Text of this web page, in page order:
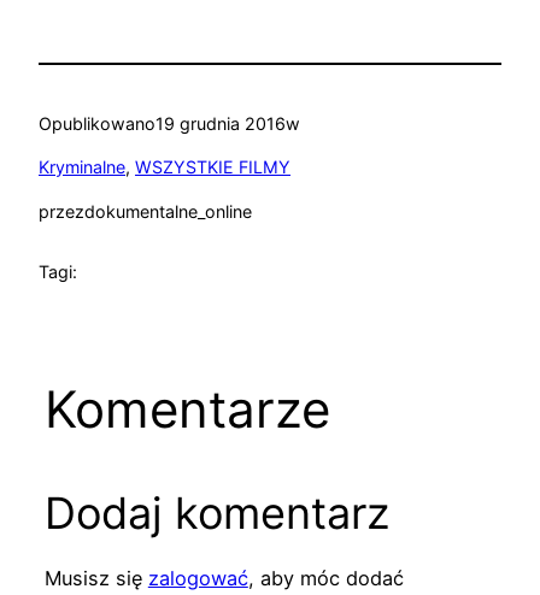
Opublikowano19 grudnia 2016w
Kryminalne, WSZYSTKIE FILMY
przezdokumentalne_online
Tagi:
Komentarze
Dodaj komentarz
Musisz się zalogować, aby móc dodać